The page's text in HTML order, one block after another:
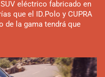
eléctrico fabricado en
que el ID.Polo y CUPRA
de la gama tendrá que